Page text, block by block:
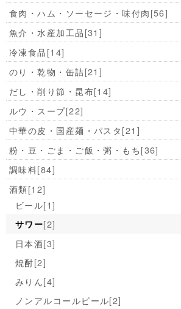
食肉・ハム・ソーセージ・味付肉[56]
魚介・水産加工品[31]
冷凍食品[14]
のり・乾物・缶詰[21]
だし・削り節・昆布[14]
ルウ・スープ[22]
中華の皮・国産麺・パスタ[21]
粉・豆・ごま・ご飯・粥・もち[36]
調味料[84]
酒類[12]
ビール[1]
サワー[2]
日本酒[3]
焼酎[2]
みりん[4]
ノンアルコールビール[2]